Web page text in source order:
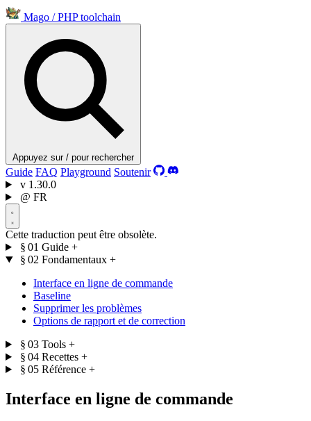
Mago / PHP toolchain
Appuyez sur / pour rechercher
Guide FAQ Playground Soutenir
v 1.30.0
@ FR
Cette traduction peut être obsolète.
§ 01 Guide +
§ 02 Fondamentaux +
Interface en ligne de commande
Baseline
Supprimer les problèmes
Options de rapport et de correction
§ 03 Tools +
§ 04 Recettes +
§ 05 Référence +
Interface en ligne de commande